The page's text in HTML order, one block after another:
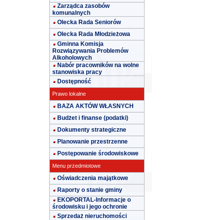
Zarządca zasobów
komunalnych
Olecka Rada Seniorów
Olecka Rada Młodzieżowa
Gminna Komisja
Rozwiązywania Problemów
Alkoholowych
Nabór pracowników na wolne
stanowiska pracy
Dostępność
Prawo lokalne
BAZA AKTÓW WŁASNYCH
Budżet i finanse (podatki)
Dokumenty strategiczne
Planowanie przestrzenne
Postępowanie środowiskowe
Menu przedmiotowe
Oświadczenia majątkowe
Raporty o stanie gminy
EKOPORTAL-Informacje o
środowisku i jego ochronie
Sprzedaż nieruchomości